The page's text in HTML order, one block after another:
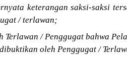
keterangan saksi-saksi
/ terlawan;
/ Penggugat bahwa
oleh Penggugat /